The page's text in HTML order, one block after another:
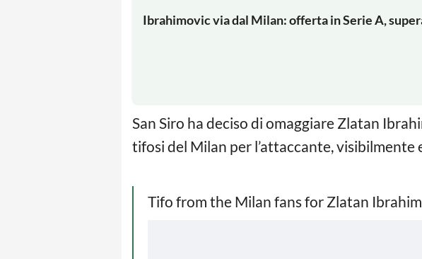
Ibrahimovic via dal Milan: offerta in Serie A,
San Siro ha deciso di omaggiare Zlatan
tifosi del Milan per l’attaccante, visibilmente
Tifo from the Milan fans for Zlatan